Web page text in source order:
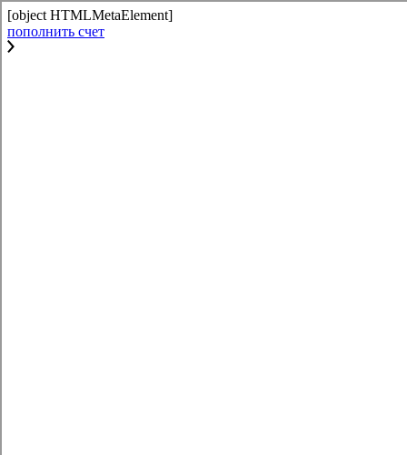
[object HTMLMetaElement]
пополнить счет